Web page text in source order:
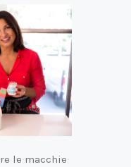
le macchie